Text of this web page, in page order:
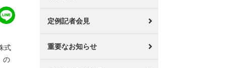
式
の
定例記者会見
重要なお知らせ